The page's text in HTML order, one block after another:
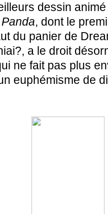
dessin
, dont le
du panier de
a le droit
ne fait pas plus
euphémisme de